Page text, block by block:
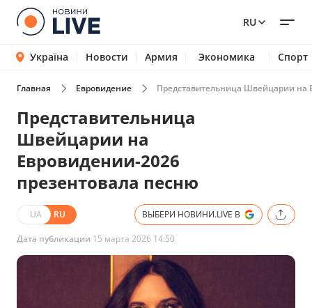
RU
Україна Новости Армия Экономика Спорт
Главная Евровидение Представительница Швейцарии на
Представительница
Швейцарии на
Евровидении-2026
презентовала песню
UA RU ВЫБЕРИ НОВИНИ.LIVE В
Дата публикации 15 марта 2026 14:50